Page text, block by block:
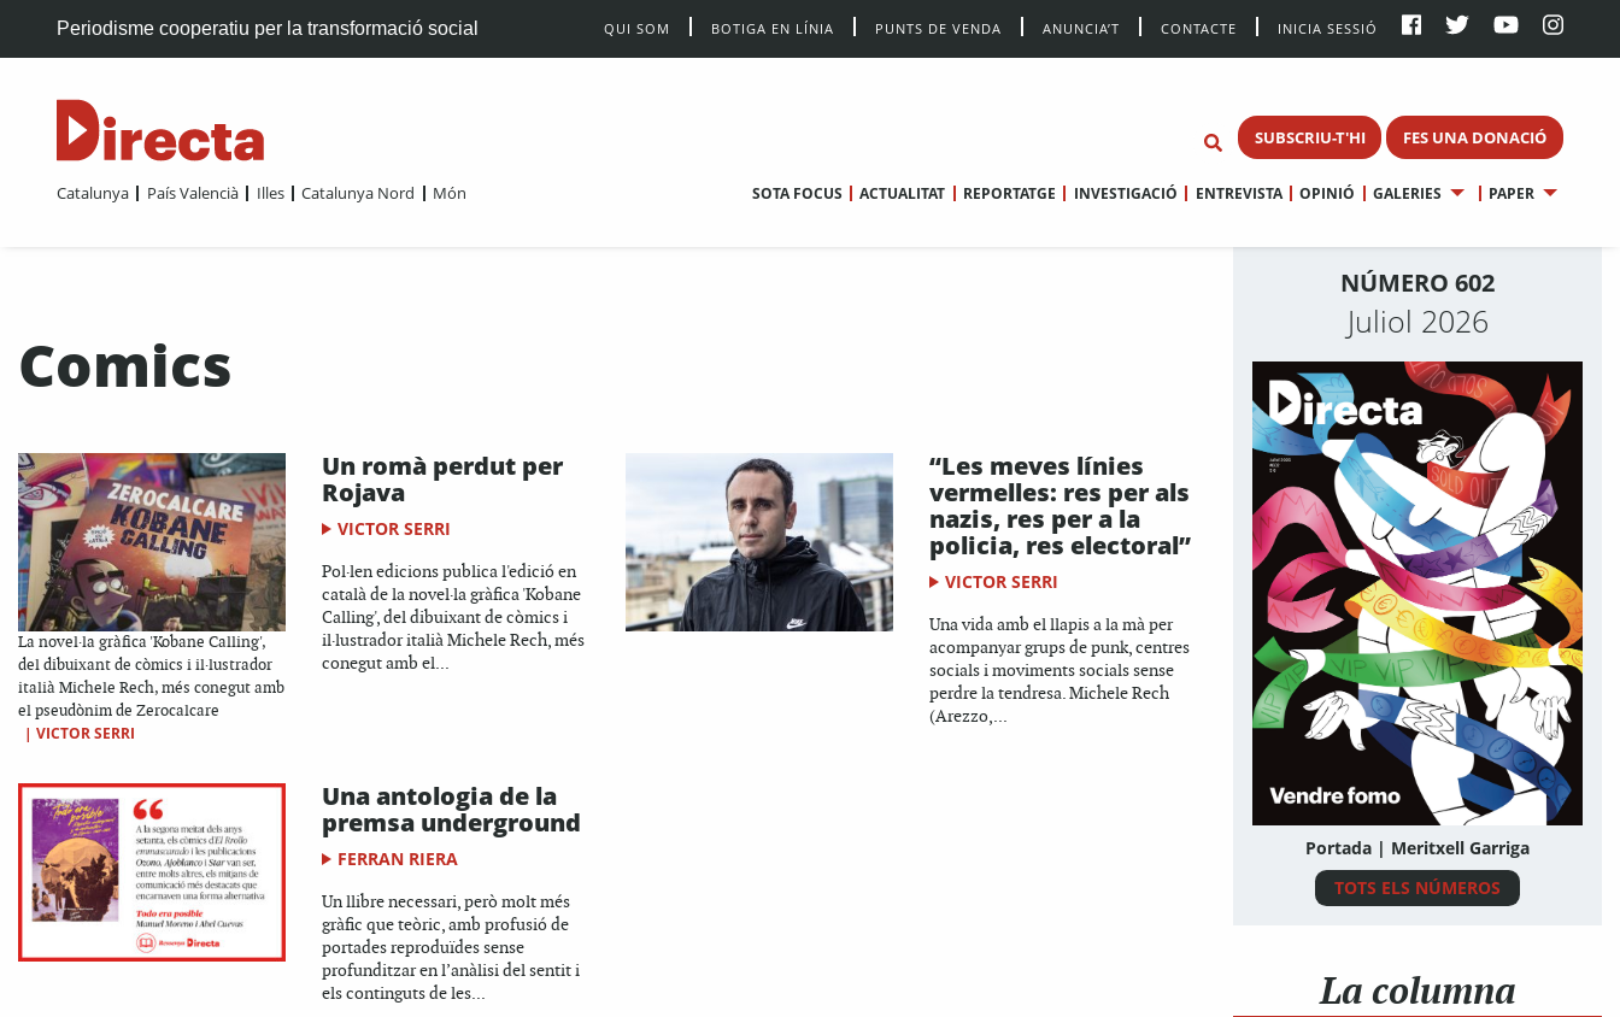
Periodisme cooperatiu per la transformació social QUI SOM BOTIGA EN LÍNIA PUNTS DE VENDA ANUNCIA’T CONTACTE INICIA SESSIÓ
SUBSCRIU-T'HI FES UNA DONACIÓ
Catalunya País Valencià Illes Catalunya Nord Món SOTA FOCUS ACTUALITAT REPORTATGE INVESTIGACIÓ ENTREVISTA OPINIÓ GALERIES PAPER
Comics
La novel·la gràfica 'Kobane Calling',
del dibuixant de còmics i il·lustrador
italià Michele Rech, més conegut amb
el pseudònim de Zerocalcare
| VICTOR SERRI
Un romà perdut per
Rojava
VICTOR SERRI
Pol·len edicions publica l'edició en
català de la novel·la gràfica 'Kobane
Calling', del dibuixant de còmics i
il·lustrador italià Michele Rech, més
conegut amb el...
“Les meves línies
vermelles: res per als
nazis, res per a la
policia, res electoral”
VICTOR SERRI
Una vida amb el llapis a la mà per
acompanyar grups de punk, centres
socials i moviments socials sense
perdre la tendresa. Michele Rech
(Arezzo,...
Una antologia de la
premsa underground
FERRAN RIERA
Un llibre necessari, però molt més
gràfic que teòric, amb profusió de
portades reproduïdes sense
profunditzar en l’anàlisi del sentit i
els continguts de les...
NÚMERO 602
Juliol 2026
Portada | Meritxell Garriga
TOTS ELS NÚMEROS
La columna